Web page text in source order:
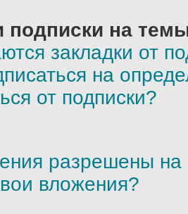
подписки на
закладки от
на
от подписки?
разрешены
вложения?